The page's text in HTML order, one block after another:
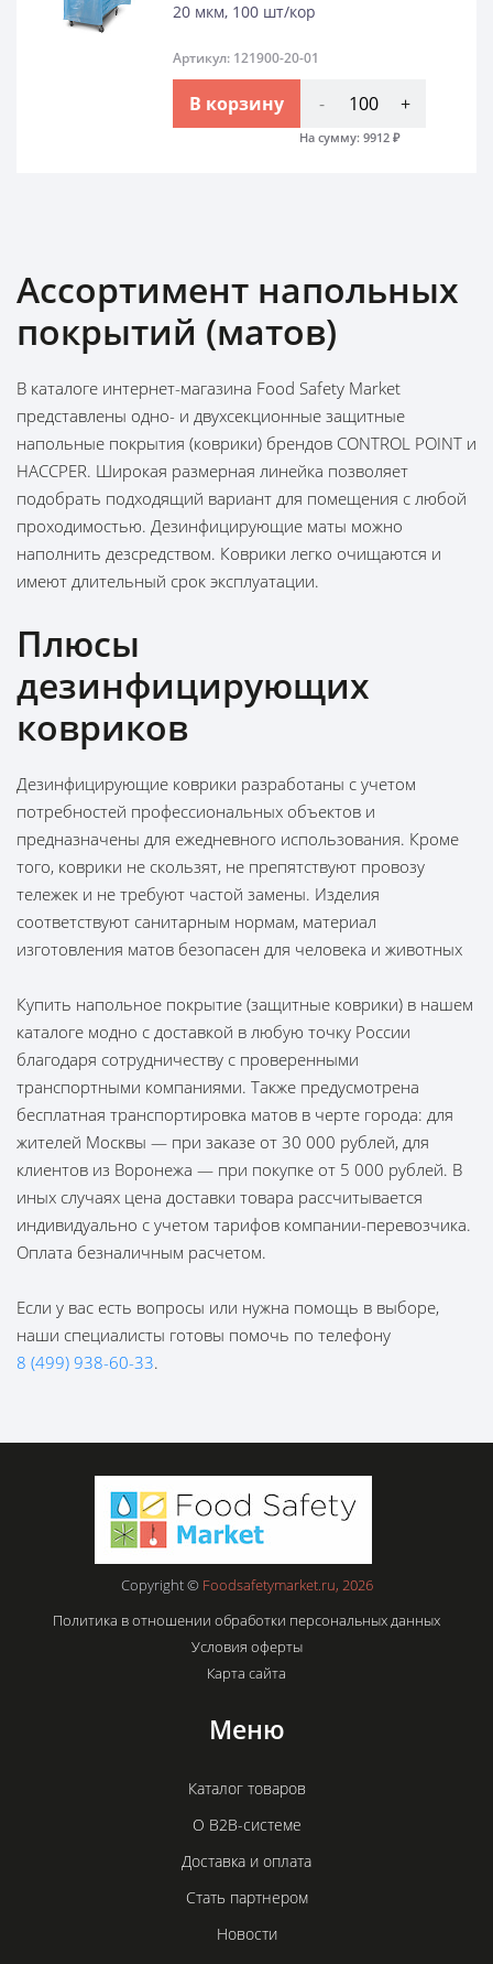
20 мкм, 100 шт/кор
Артикул: 121900-20-01
В корзину - +
На сумму: 9912 ₽
Ассортимент напольных
покрытий (матов)
В каталоге интернет-магазина Food Safety Market
представлены одно- и двухсекционные защитные
напольные покрытия (коврики) брендов CONTROL POINT и
HACCPER. Широкая размерная линейка позволяет
подобрать подходящий вариант для помещения с любой
проходимостью. Дезинфицирующие маты можно
наполнить дезсредством. Коврики легко очищаются и
имеют длительный срок эксплуатации.
Плюсы
дезинфицирующих
ковриков
Дезинфицирующие коврики разработаны с учетом
потребностей профессиональных объектов и
предназначены для ежедневного использования. Кроме
того, коврики не скользят, не препятствуют провозу
тележек и не требуют частой замены. Изделия
соответствуют санитарным нормам, материал
изготовления матов безопасен для человека и животных
Купить напольное покрытие (защитные коврики) в нашем
каталоге модно с доставкой в любую точку России
благодаря сотрудничеству с проверенными
транспортными компаниями. Также предусмотрена
бесплатная транспортировка матов в черте города: для
жителей Москвы — при заказе от 30 000 рублей, для
клиентов из Воронежа — при покупке от 5 000 рублей. В
иных случаях цена доставки товара рассчитывается
индивидуально с учетом тарифов компании-перевозчика.
Оплата безналичным расчетом.
Если у вас есть вопросы или нужна помощь в выборе,
наши специалисты готовы помочь по телефону
8 (499) 938-60-33.
Copyright © Foodsafetymarket.ru, 2026
Политика в отношении обработки персональных данных
Условия оферты
Карта сайта
Меню
Каталог товаров
О B2B-системе
Доставка и оплата
Стать партнером
Новости